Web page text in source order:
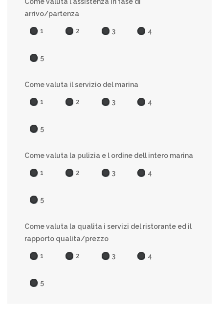
arrivo/partenza
1 2 3 4
5
Come valuta il servizio del marina
1 2 3 4
5
Come valuta la pulizia e l ordine dell intero marina
1 2 3 4
5
Come valuta la qualita i servizi del ristorante ed il
rapporto qualita/prezzo
1 2 3 4
5